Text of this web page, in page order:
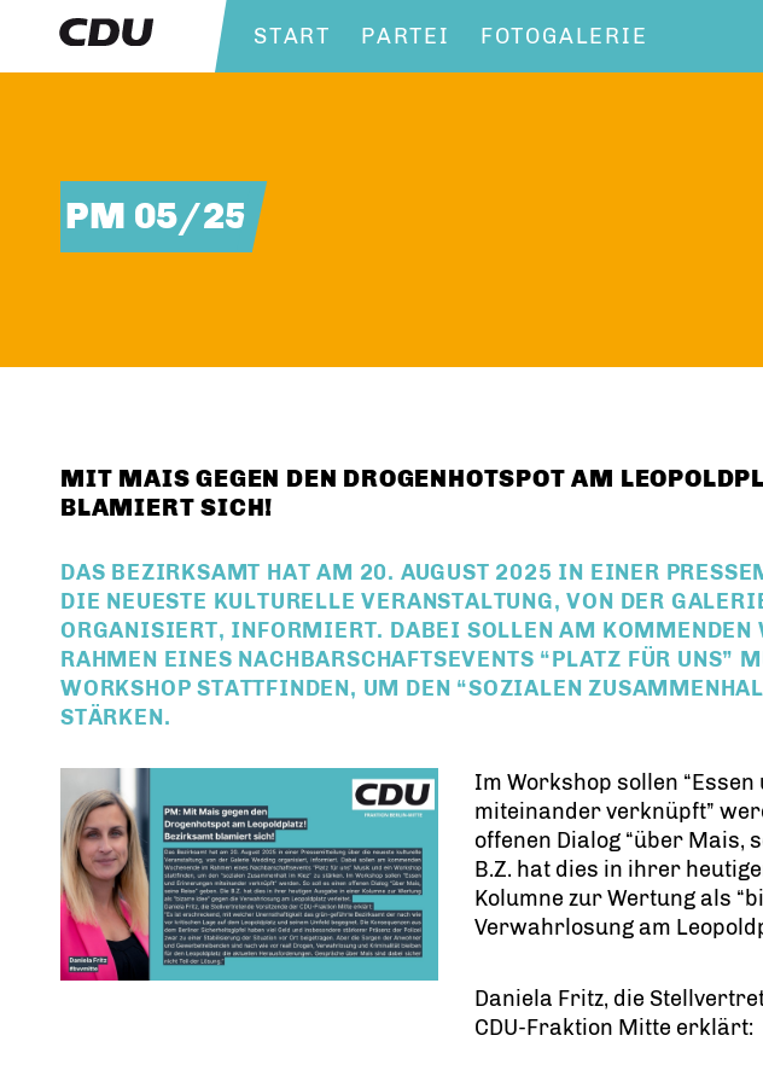
START PARTEI FOTOGALERIE
PM 05/25
MIT MAIS GEGEN DEN DROGENHOTSPOT AM
BLAMIERT SICH!
DAS BEZIRKSAMT HAT AM 20. AUGUST 2025 IN EINER
DIE NEUESTE KULTURELLE VERANSTALTUNG, VON DER
ORGANISIERT, INFORMIERT. DABEI SOLLEN AM KOMMENDEN
RAHMEN EINES NACHBARSCHAFTSEVENTS “PLATZ FÜR UNS”
WORKSHOP STATTFINDEN, UM DEN “SOZIALEN
STÄRKEN.
Im Workshop sollen
miteinander verknüpft”
offenen Dialog “über Mais,
B.Z. hat dies in ihrer
Kolumne zur Wertung als
Verwahrlosung am
Daniela Fritz, die
CDU-Fraktion Mitte erklärt: